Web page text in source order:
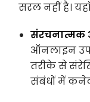
सरल नहीं है।
संरचनात्मक
ऑनलाइन
तरीके से
संबंधों में